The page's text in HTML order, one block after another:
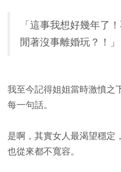
「這事我想好幾年了
閒著沒事離婚玩？！」
我至今記得姐姐當時激憤之
每一句話。
是啊，其實女人最渴望穩定
也從來都不寬容。